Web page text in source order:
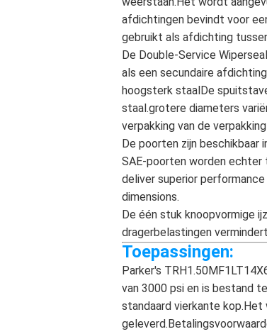
afdichtingen bevindt voor
gebruikt als afdichting
De Double-Service
als een secundaire
hoogsterk staalDe
staal.grotere diameters
verpakking van de
De poorten zijn beschikbaar
SAE-poorten worden echter
deliver superior
dimensions.
De één stuk knoopvormige
dragerbelastingen
Toepassingen:
Parker's
van 3000 psi en is bestand
standaard vierkante kop.Het